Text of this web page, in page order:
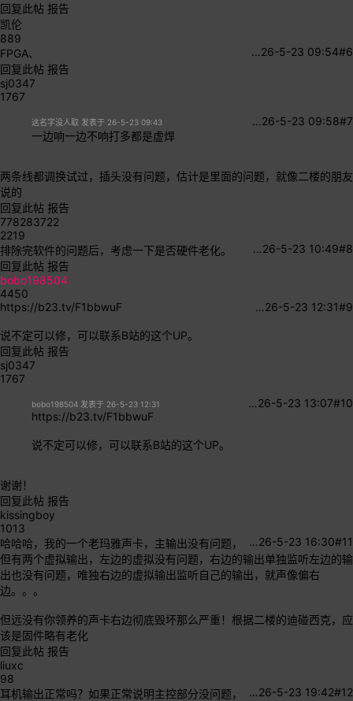
回复此帖 报告
凯伦
889
#6
26-5-23 09:54
…
FPGA、
回复此帖 报告
sj0347
1767
#7
26-5-23 09:58
…
这名字没人取 发表于 26-5-23 09:43
一边响一边不响打多都是虚焊
两条线都调换试过，插头没有问题，估计是里面的问题，就像二楼的朋友
说的
回复此帖 报告
778283722
2219
#8
26-5-23 10:49
…
排除完软件的问题后，考虑一下是否硬件老化。
回复此帖 报告
bobo198504
4450
#9
26-5-23 12:31
…
https://b23.tv/F1bbwuF
说不定可以修，可以联系B站的这个UP。
回复此帖 报告
sj0347
1767
#10
26-5-23 13:07
…
bobo198504 发表于 26-5-23 12:31
https://b23.tv/F1bbwuF
说不定可以修，可以联系B站的这个UP。
谢谢！
回复此帖 报告
kissingboy
1013
#11
26-5-23 16:30
…
哈哈哈，我的一个老玛雅声卡，主输出没有问题，
但有两个虚拟输出，左边的虚拟没有问题，右边的输出单独监听左边的输
出也没有问题，唯独右边的虚拟输出监听自己的输出，就声像偏右
边。。。
但远没有你领养的声卡右边彻底毁坏那么严重！根据二楼的迪碰西克，应
该是固件略有老化
回复此帖 报告
liuxc
98
#12
26-5-23 19:42
…
耳机输出正常吗？如果正常说明主控部分没问题，